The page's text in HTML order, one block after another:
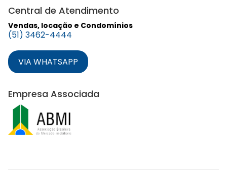
Central de Atendimento
Vendas, locação e Condomínios
(51) 3462-4444
VIA WHATSAPP
Empresa Associada